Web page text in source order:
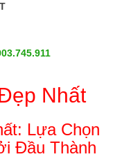
Nhất
Lựa Chọn
Đầu Thành